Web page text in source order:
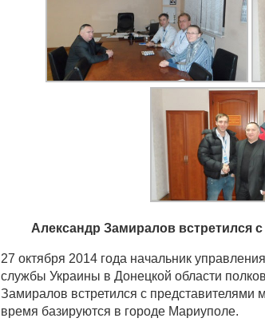
Александр Замиралов встретился
27 октября 2014 года начальник
службы Украины в Донецкой области
Замиралов встретился с
время базируются в городе Мариуполе.